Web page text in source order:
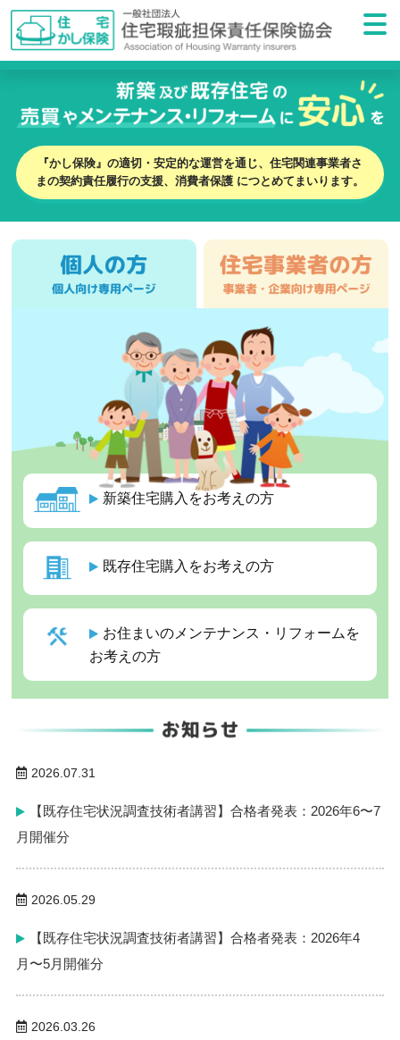
『かし保険』の適切・安定的な運営を通じ、住宅関連事業者さ
まの契約責任履行の支援、消費者保護 につとめてまいります。
新築住宅購入をお考えの方
既存住宅購入をお考えの方
お住まいのメンテナンス・リフォームを
お考えの方
2026.07.31
【既存住宅状況調査技術者講習】合格者発表：2026年6〜7
月開催分
2026.05.29
【既存住宅状況調査技術者講習】合格者発表：2026年4
月〜5月開催分
2026.03.26